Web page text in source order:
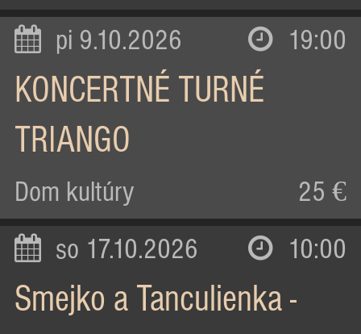
pi 9.10.2026 19:00
KONCERTNÉ TURNÉ
TRIANGO
Dom kultúry 25 €
so 17.10.2026 10:00
Smejko a Tanculienka -